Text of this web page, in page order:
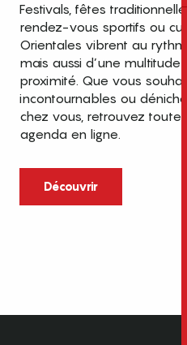
Festivals, fêtes
rendez-vous sportifs ou
Orientales vibrent au
mais aussi d’une multitude
proximité. Que vous
incontournables ou
chez vous, retrouvez
agenda en ligne.
Découvrir
Top des
en
cet été dans les
Entre mer
caractère et grands
Pyrénées-Orientales
idéale pour
famille